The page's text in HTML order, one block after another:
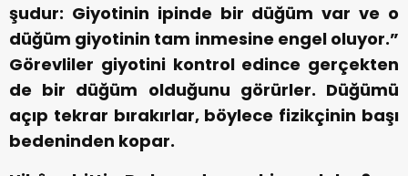
şudur: Giyotinin ipinde bir düğüm var ve o
düğüm giyotinin tam inmesine engel oluyor.”
Görevliler giyotini kontrol edince gerçekten
de bir düğüm olduğunu görürler. Düğümü
açıp tekrar bırakırlar, böylece fizikçinin başı
bedeninden kopar.